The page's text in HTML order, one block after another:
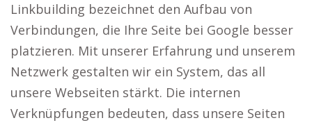
Linkbuilding bezeichnet den Aufbau von
Verbindungen, die Ihre Seite bei Google besser
platzieren. Mit unserer Erfahrung und unserem
Netzwerk gestalten wir ein System, das all
unsere Webseiten stärkt. Die internen
Verknüpfungen bedeuten, dass unsere Seiten